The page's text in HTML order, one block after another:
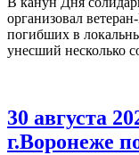
организовал
погибших в
унесший несколько
30 августа
г.Воронеже